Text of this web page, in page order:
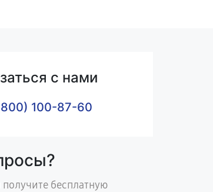
с нами
100-87-60
бесплатную